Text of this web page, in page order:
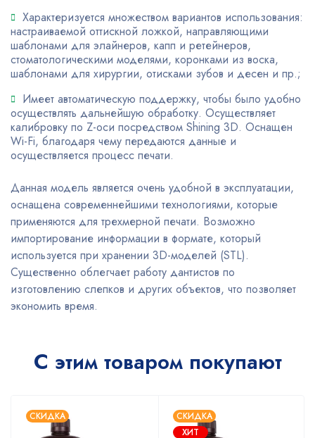
Характеризуется множеством вариантов использования:
настраиваемой оттискной ложкой, направляющими
шаблонами для элайнеров, капп и ретейнеров,
стоматологическими моделями, коронками из воска,
шаблонами для хирургии, отисками зубов и десен и пр.;
Имеет автоматическую поддержку, чтобы было удобно
осуществлять дальнейшую обработку. Осуществляет
калибровку по Z-оси посредством Shining 3D. Оснащен
Wi-Fi, благодаря чему передаются данные и
осуществляется процесс печати.
Данная модель является очень удобной в эксплуатации,
оснащена современнейшими технологиями, которые
применяются для трехмерной печати. Возможно
импортирование информации в формате, который
используется при хранении 3D-моделей (STL).
Существенно облегчает работу дантистов по
изготовлению слепков и других объектов, что позволяет
экономить время.
С этим товаром покупают
СКИДКА
СКИДКА
ХИТ